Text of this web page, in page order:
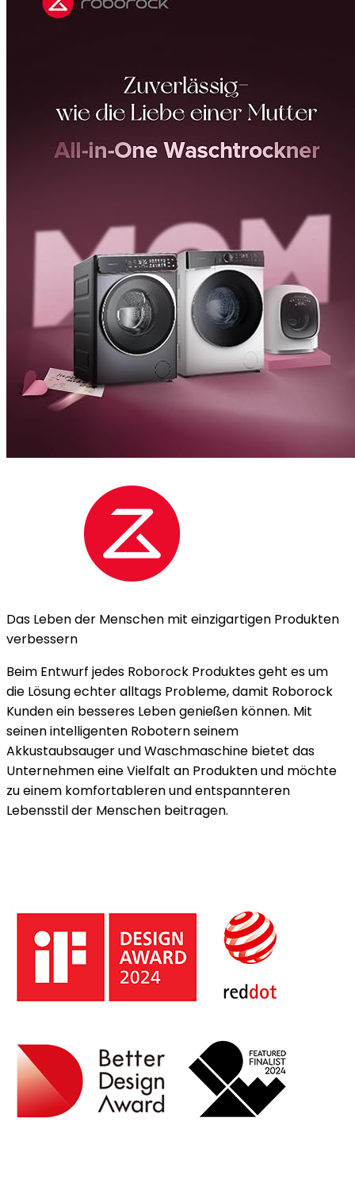
Das Leben der Menschen mit einzigartigen Produkten
verbessern
Beim Entwurf jedes Roborock Produktes geht es um
die Lösung echter alltags Probleme, damit Roborock
Kunden ein besseres Leben genießen können. Mit
seinen intelligenten Robotern seinem
Akkustaubsauger und Waschmaschine bietet das
Unternehmen eine Vielfalt an Produkten und möchte
zu einem komfortableren und entspannteren
Lebensstil der Menschen beitragen.